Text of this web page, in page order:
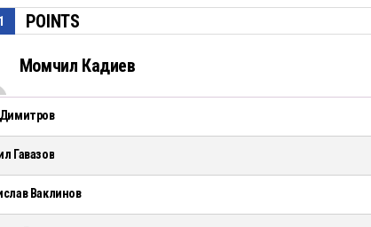
POINTS
1
Момчил Кадиев
Гавазов
Ваклинов